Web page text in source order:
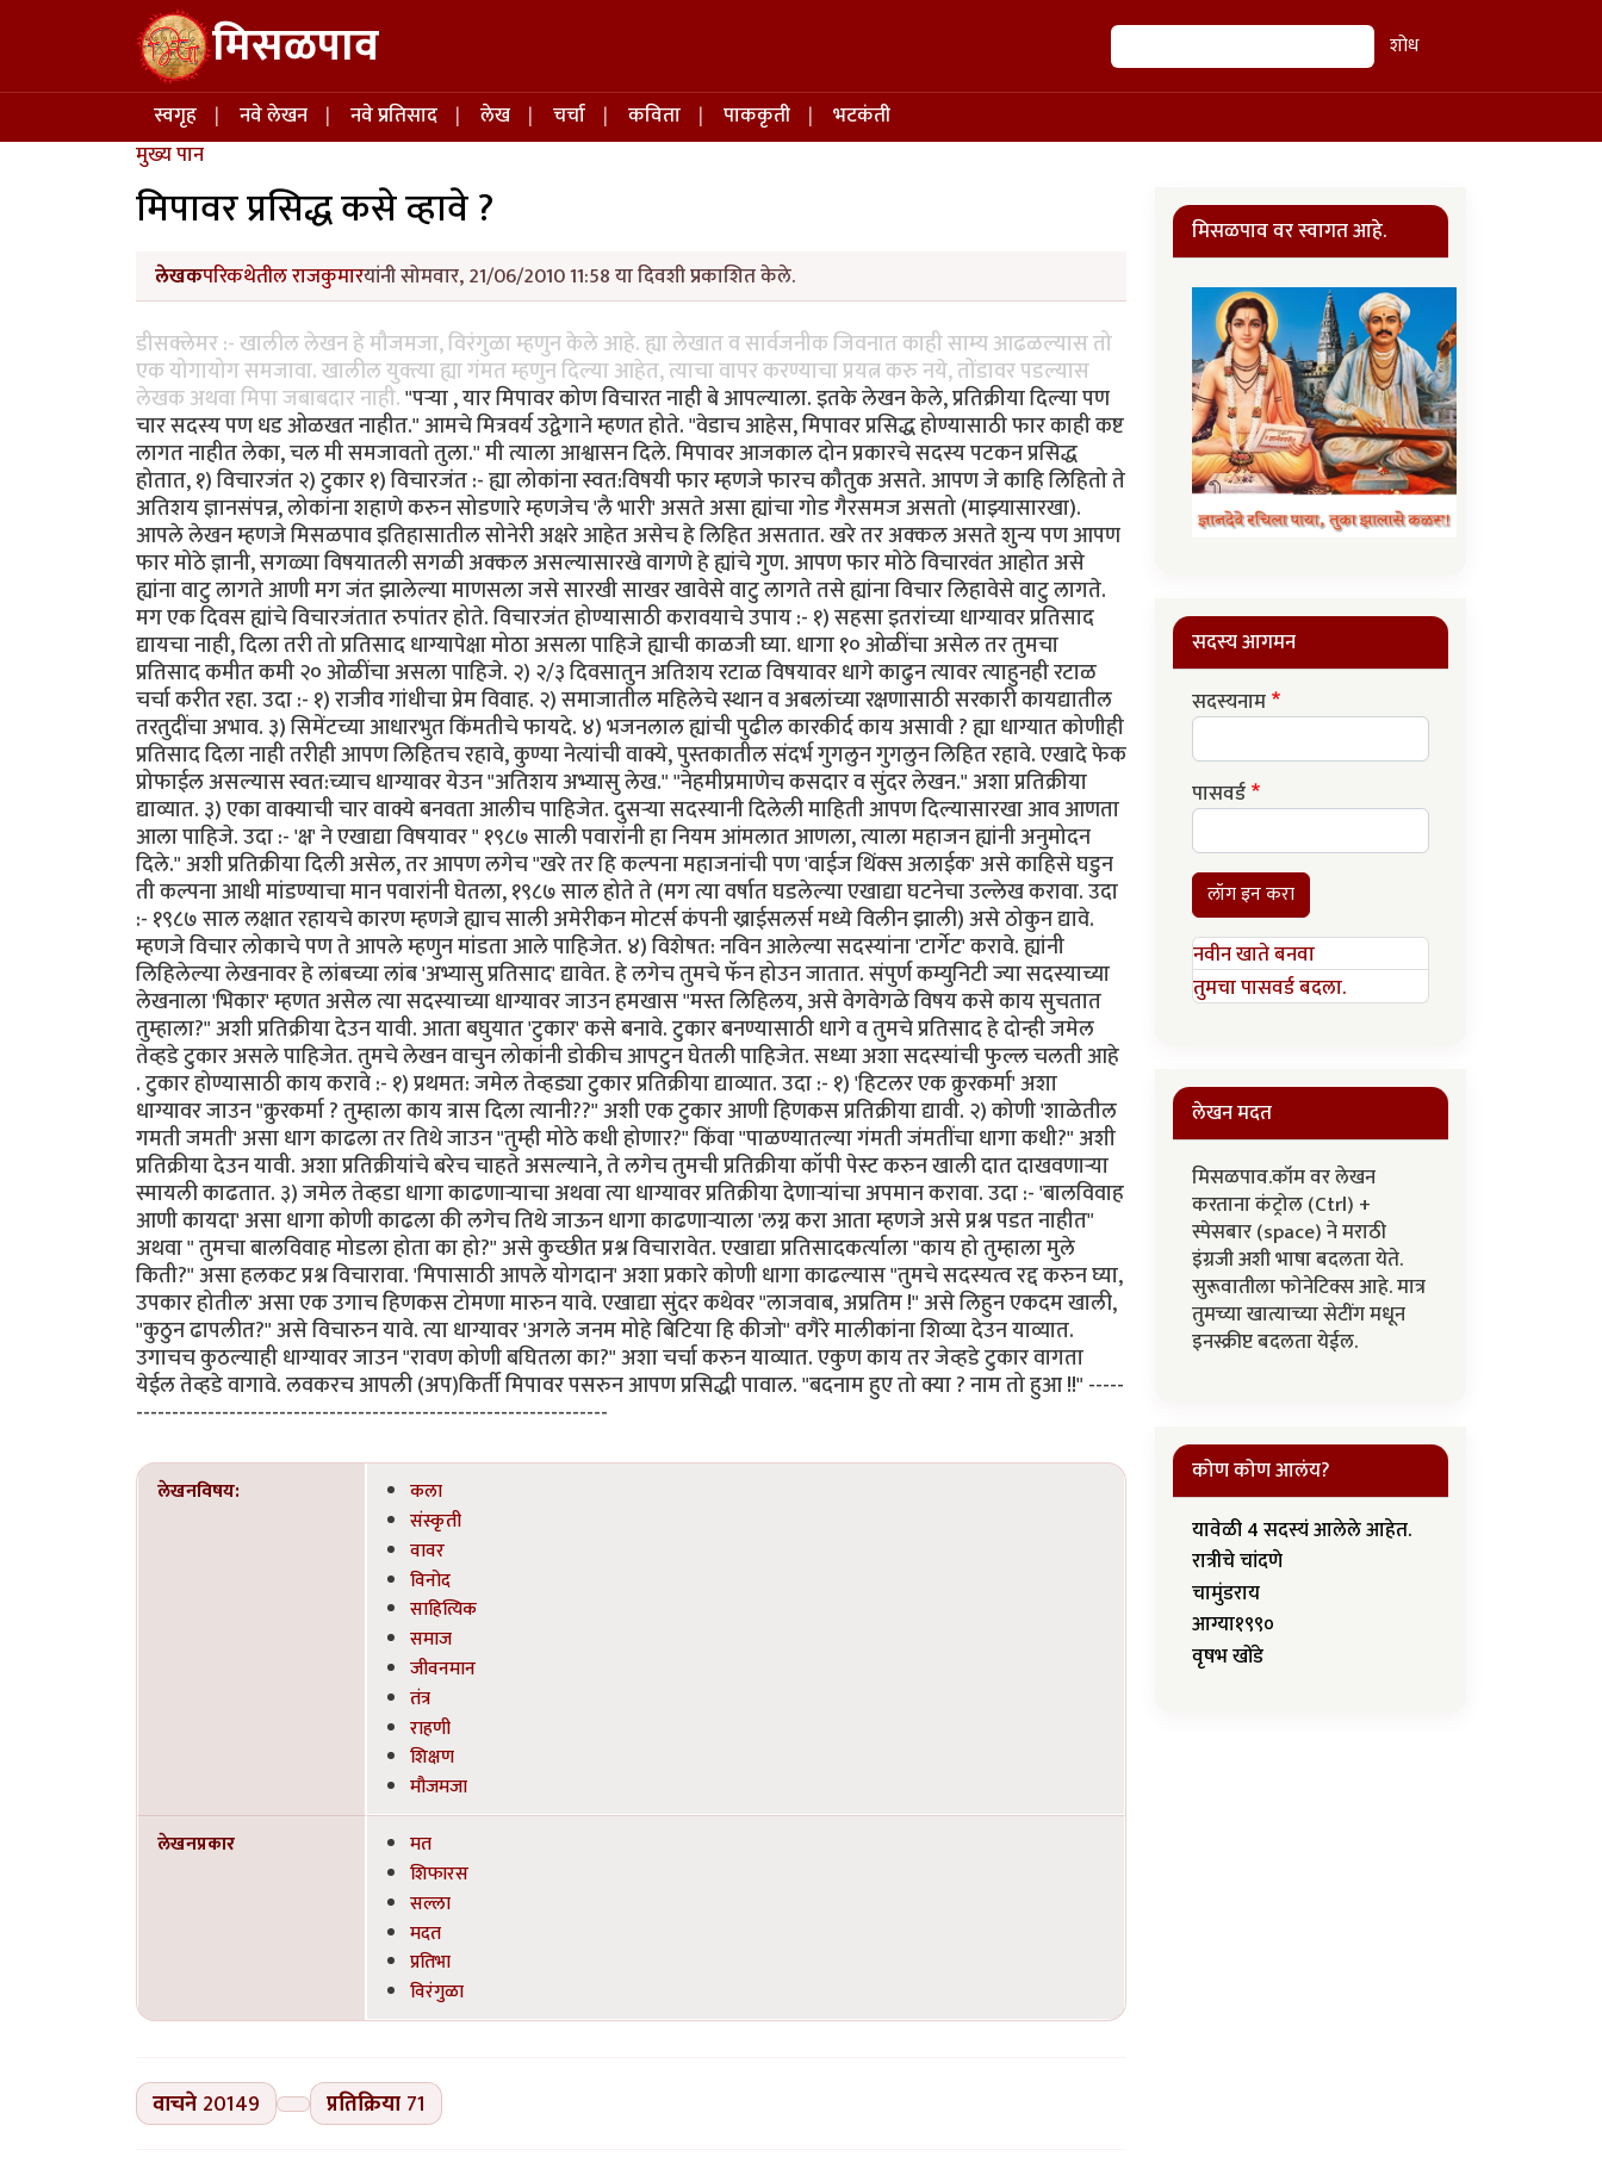
Skip to main content मिसळपाव शोध शोध
Main navigation
स्वगृह नवे लेखन नवे प्रतिसाद लेख चर्चा कविता पाककृती
भटकंती
मुख्य पान
मिपावर प्रसिद्ध कसे व्हावे ?
लेखकपरिकथेतील राजकुमारयांनी सोमवार, 21/06/2010 11:58 या दिवशी प्रकाशित केले.
डीसक्लेमर :- खालील लेखन हे मौजमजा, विरंगुळा म्हणुन केले आहे. ह्या लेखात व सार्वजनीक जिवनात काही साम्य आढळल्यास तो
एक योगायोग समजावा. खालील युक्त्या ह्या गंमत म्हणुन दिल्या आहेत, त्याचा वापर करण्याचा प्रयत्न करु नये, तोंडावर पडल्यास
लेखक अथवा मिपा जबाबदार नाही."पर्‍या , यार मिपावर कोण विचारत नाही बे आपल्याला. इतके लेखन केले, प्रतिक्रीया दिल्या पण
चार सदस्य पण धड ओळखत नाहीत." आमचे मित्रवर्य उद्वेगाने म्हणत होते. "वेडाच आहेस, मिपावर प्रसिद्ध होण्यासाठी फार काही कष्ट
लागत नाहीत लेका, चल मी समजावतो तुला." मी त्याला आश्वासन दिले. मिपावर आजकाल दोन प्रकारचे सदस्य पटकन प्रसिद्ध
होतात, १) विचारजंत २) टुकार १) विचारजंत :- ह्या लोकांना स्वत:विषयी फार म्हणजे फारच कौतुक असते. आपण जे काहि लिहितो ते
अतिशय ज्ञानसंपन्न, लोकांना शहाणे करुन सोडणारे म्हणजेच 'लै भारी' असते असा ह्यांचा गोड गैरसमज असतो (माझ्यासारखा).
आपले लेखन म्हणजे मिसळपाव इतिहासातील सोनेरी अक्षरे आहेत असेच हे लिहित असतात. खरे तर अक्कल असते शुन्य पण आपण
फार मोठे ज्ञानी, सगळ्या विषयातली सगळी अक्कल असल्यासारखे वागणे हे ह्यांचे गुण. आपण फार मोठे विचारवंत आहोत असे
ह्यांना वाटु लागते आणी मग जंत झालेल्या माणसला जसे सारखी साखर खावेसे वाटु लागते तसे ह्यांना विचार लिहावेसे वाटु लागते.
मग एक दिवस ह्यांचे विचारजंतात रुपांतर होते. विचारजंत होण्यासाठी करावयाचे उपाय :- १) सहसा इतरांच्या धाग्यावर प्रतिसाद
द्यायचा नाही, दिला तरी तो प्रतिसाद धाग्यापेक्षा मोठा असला पाहिजे ह्याची काळजी घ्या. धागा १० ओळींचा असेल तर तुमचा
प्रतिसाद कमीत कमी २० ओळींचा असला पाहिजे. २) २/३ दिवसातुन अतिशय रटाळ विषयावर धागे काढुन त्यावर त्याहुनही रटाळ
चर्चा करीत रहा. उदा :- १) राजीव गांधीचा प्रेम विवाह. २) समाजातील महिलेचे स्थान व अबलांच्या रक्षणासाठी सरकारी कायद्यातील
तरतुदींचा अभाव. ३) सिमेंटच्या आधारभुत किंमतीचे फायदे. ४) भजनलाल ह्यांची पुढील कारकीर्द काय असावी ? ह्या धाग्यात कोणीही
प्रतिसाद दिला नाही तरीही आपण लिहितच रहावे, कुण्या नेत्यांची वाक्ये, पुस्तकातील संदर्भ गुगलुन गुगलुन लिहित रहावे. एखादे फेक
प्रोफाईल असल्यास स्वत:च्याच धाग्यावर येउन "अतिशय अभ्यासु लेख." "नेहमीप्रमाणेच कसदार व सुंदर लेखन." अशा प्रतिक्रीया
द्याव्यात. ३) एका वाक्याची चार वाक्ये बनवता आलीच पाहिजेत. दुसर्‍या सदस्यानी दिलेली माहिती आपण दिल्यासारखा आव आणता
आला पाहिजे. उदा :- 'क्ष' ने एखाद्या विषयावर " १९८७ साली पवारांनी हा नियम आंमलात आणला, त्याला महाजन ह्यांनी अनुमोदन
दिले." अशी प्रतिक्रीया दिली असेल, तर आपण लगेच "खरे तर हि कल्पना महाजनांची पण 'वाईज थिंक्स अलाईक' असे काहिसे घडुन
ती कल्पना आधी मांडण्याचा मान पवारांनी घेतला, १९८७ साल होते ते (मग त्या वर्षात घडलेल्या एखाद्या घटनेचा उल्लेख करावा. उदा
:- १९८७ साल लक्षात रहायचे कारण म्हणजे ह्याच साली अमेरीकन मोटर्स कंपनी ख्राईसलर्स मध्ये विलीन झाली) असे ठोकुन द्यावे.
म्हणजे विचार लोकाचे पण ते आपले म्हणुन मांडता आले पाहिजेत. ४) विशेषत: नविन आलेल्या सदस्यांना 'टार्गेट' करावे. ह्यांनी
लिहिलेल्या लेखनावर हे लांबच्या लांब 'अभ्यासु प्रतिसाद' द्यावेत. हे लगेच तुमचे फॅन होउन जातात. संपुर्ण कम्युनिटी ज्या सदस्याच्या
लेखनाला 'भिकार' म्हणत असेल त्या सदस्याच्या धाग्यावर जाउन हमखास "मस्त लिहिलय, असे वेगवेगळे विषय कसे काय सुचतात
तुम्हाला?" अशी प्रतिक्रीया देउन यावी. आता बघुयात 'टुकार' कसे बनावे. टुकार बनण्यासाठी धागे व तुमचे प्रतिसाद हे दोन्ही जमेल
तेव्हडे टुकार असले पाहिजेत. तुमचे लेखन वाचुन लोकांनी डोकीच आपटुन घेतली पाहिजेत. सध्या अशा सदस्यांची फुल्ल चलती आहे
. टुकार होण्यासाठी काय करावे :- १) प्रथमत: जमेल तेव्हड्या टुकार प्रतिक्रीया द्याव्यात. उदा :- १) 'हिटलर एक क्रुरकर्मा' अशा
धाग्यावर जाउन "क्रुरकर्मा ? तुम्हाला काय त्रास दिला त्यानी??" अशी एक टुकार आणी हिणकस प्रतिक्रीया द्यावी. २) कोणी 'शाळेतील
गमती जमती' असा धाग काढला तर तिथे जाउन "तुम्ही मोठे कधी होणार?" किंवा "पाळण्यातल्या गंमती जंमतींचा धागा कधी?" अशी
प्रतिक्रीया देउन यावी. अशा प्रतिक्रीयांचे बरेच चाहते असल्याने, ते लगेच तुमची प्रतिक्रीया कॉपी पेस्ट करुन खाली दात दाखवणार्‍या
स्मायली काढतात. ३) जमेल तेव्हडा धागा काढणार्‍याचा अथवा त्या धाग्यावर प्रतिक्रीया देणार्‍यांचा अपमान करावा. उदा :- 'बालविवाह
आणी कायदा' असा धागा कोणी काढला की लगेच तिथे जाऊन धागा काढणार्‍याला 'लग्न करा आता म्हणजे असे प्रश्न पडत नाहीत"
अथवा " तुमचा बालविवाह मोडला होता का हो?" असे कुच्छीत प्रश्न विचारावेत. एखाद्या प्रतिसादकर्त्याला "काय हो तुम्हाला मुले
किती?" असा हलकट प्रश्न विचारावा. 'मिपासाठी आपले योगदान' अशा प्रकारे कोणी धागा काढल्यास "तुमचे सदस्यत्व रद्द करुन घ्या,
उपकार होतील' असा एक उगाच हिणकस टोमणा मारुन यावे. एखाद्या सुंदर कथेवर "लाजवाब, अप्रतिम !" असे लिहुन एकदम खाली,
"कुठुन ढापलीत?" असे विचारुन यावे. त्या धाग्यावर 'अगले जनम मोहे बिटिया हि कीजो" वगैरे मालीकांना शिव्या देउन याव्यात.
उगाचच कुठल्याही धाग्यावर जाउन "रावण कोणी बघितला का?" अशा चर्चा करुन याव्यात. एकुण काय तर जेव्हडे टुकार वागता
येईल तेव्हडे वागावे. लवकरच आपली (अप)किर्ती मिपावर पसरुन आपण प्रसिद्धी पावाल. "बदनाम हुए तो क्या ? नाम तो हुआ !!" -----
------------------------------------------------------------------
लेखनविषय:
कला
संस्कृती
वावर
विनोद
साहित्यिक
समाज
जीवनमान
तंत्र
राहणी
शिक्षण
मौजमजा
लेखनप्रकार
मत
शिफारस
सल्ला
मदत
प्रतिभा
विरंगुळा
वाचने 20149 प्रतिक्रिया 71
मिसळपाव वर स्वागत आहे.
सदस्य आगमन
सदस्यनाम
पासवर्ड
लॉग इन करा
नवीन खाते बनवा
तुमचा पासवर्ड बदला.
लेखन मदत
मिसळपाव.कॉम वर लेखन
करताना कंट्रोल (Ctrl) +
स्पेसबार (space) ने मराठी
इंग्रजी अशी भाषा बदलता येते.
सुरूवातीला फोनेटिक्स आहे. मात्र
तुमच्या खात्याच्या सेटींग मधून
इनस्क्रीप्ट बदलता येईल.
कोण कोण आलंय?
यावेळी 4 सदस्यं आलेले आहेत.
रात्रीचे चांदणे
चामुंडराय
आग्या१९९०
वृषभ खोंडे